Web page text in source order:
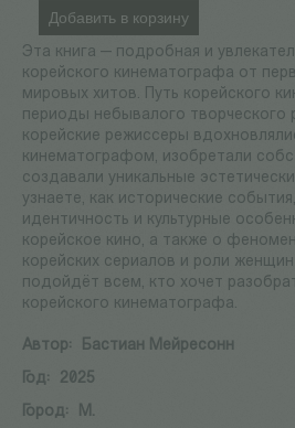
Добавить в корзину
Эта книга — подробная и
корейского кинематографа от
мировых хитов. Путь корейского
периоды небывалого творческого
корейские режиссеры
кинематографом, изобретали
создавали уникальные
узнаете, как исторические
идентичность и культурные
корейское кино, а также о
корейских сериалов и роли
подойдёт всем, кто хочет
корейского кинематографа.
Автор:
Бастиан Мейресонн
Год:
2025
Город:
М.